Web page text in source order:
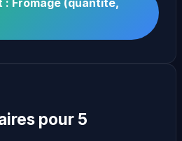
pour 5